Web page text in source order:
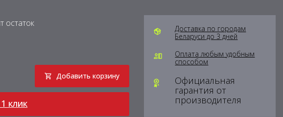
остаток
Добавить корзину
клик
Доставка по городам
Беларуси до 3 дней
Оплата любым удобным
способом
Официальная
гарантия от
производителя